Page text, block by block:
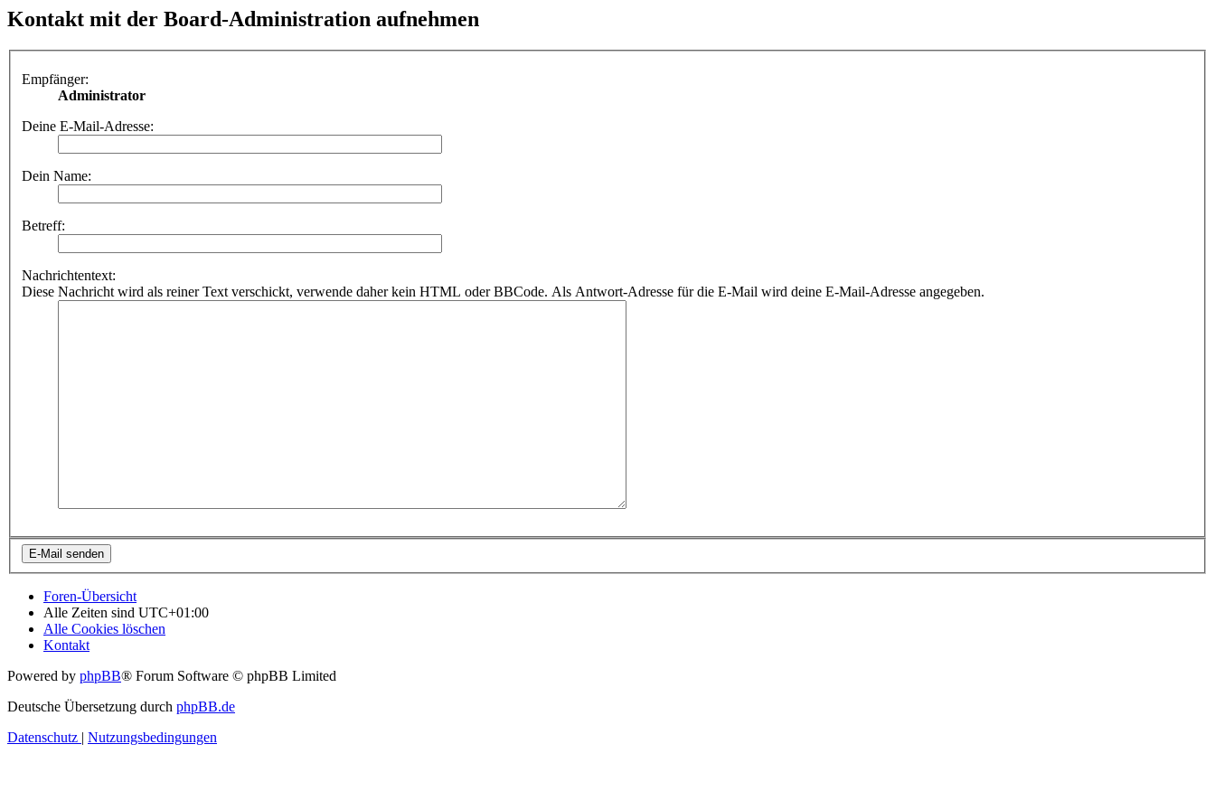
Kontakt mit der Board-Administration aufnehmen
Empfänger:
Administrator
Deine E-Mail-Adresse:
Dein Name:
Betreff:
Nachrichtentext:
Diese Nachricht wird als reiner Text verschickt, verwende daher kein HTML oder BBCode. Als Antwort-Adresse für die E-Mail wird deine E-Mail-Adresse angegeben.
Foren-Übersicht
Alle Zeiten sind UTC+01:00
Alle Cookies löschen
Kontakt
Powered by phpBB® Forum Software © phpBB Limited
Deutsche Übersetzung durch phpBB.de
Datenschutz
Nutzungsbedingungen